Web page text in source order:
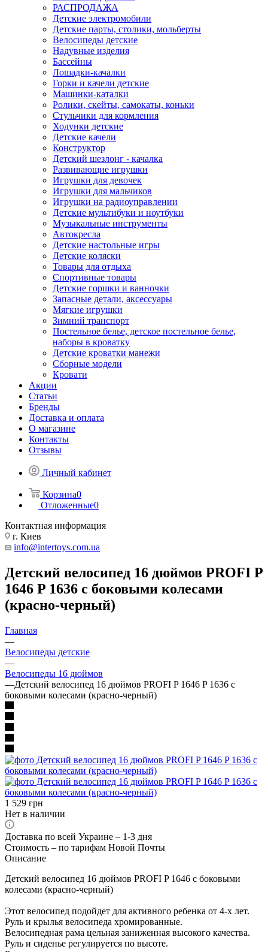
РАСПРОДАЖА
Детские электромобили
Детские парты, столики, мольберты
Велосипеды детские
Надувные изделия
Бассейны
Лошадки-качалки
Горки и качели детские
Машинки-каталки
Ролики, скейты, самокаты, коньки
Стульчики для кормления
Ходунки детские
Детские качели
Конструктор
Детский шезлонг - качалка
Развивающие игрушки
Игрушки для девочек
Игрушки для мальчиков
Игрушки на радиоуправлении
Детские мультибуки и ноутбуки
Музыкальные инструменты
Автокресла
Детские настольные игры
Детские коляски
Товары для отдыха
Спортивные товары
Детские горшки и ванночки
Запасные детали, аксессуары
Мягкие игрушки
Зимний транспорт
Постельное белье, детское постельное белье,
наборы в кроватку
Детские кроватки манежи
Сборные модели
Кровати
Акции
Статьи
Бренды
Доставка и оплата
О магазине
Контакты
Отзывы
Личный кабинет
Корзина0
Отложенные0
Контактная информация
г. Киев
info@intertoys.com.ua
Детский велосипед 16 дюймов PROFI P
1646 P 1636 с боковыми колесами
(красно-черный)
Главная
—
Велосипеды детские
—
Велосипеды 16 дюймов
—Детский велосипед 16 дюймов PROFI P 1646 P 1636 с
боковыми колесами (красно-черный)
1 529 грн
Нет в наличии
Доставка по всей Украине – 1-3 дня
Стоимость – по тарифам Новой Почты
Описание
Детский велосипед 16 дюймов PROFI P 1646 с боковыми
колесами (красно-черный)
Этот велосипед подойдет для активного ребенка от 4-х лет.
Руль и крылья велосипеда хромированные.
Велосипедная рама цельная заниженная высокого качества.
Руль и сиденье регулируется по высоте.